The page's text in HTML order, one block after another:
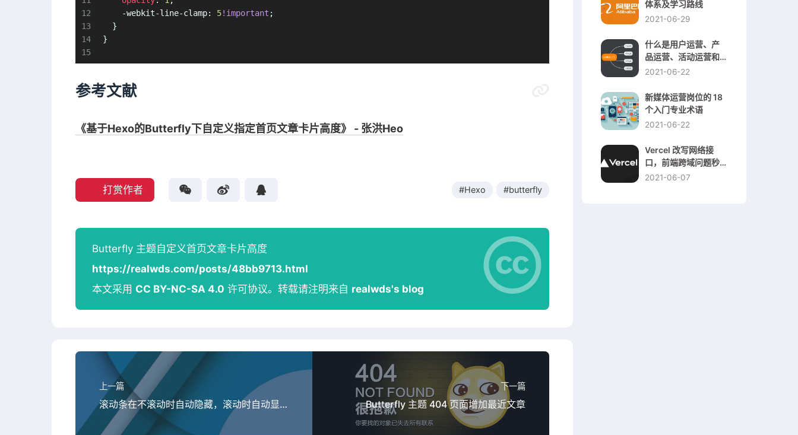
12
13
14
15
    -webkit-
line-clamp: 5!important ;
  }
}
参考文献
《基于Hexo的Butterfly下自定义指定首页文章卡片高度》 - 张洪Heo
打赏作者 #Hexo #butterfly
Butterfly 主题自定义首页文章卡片高度
https://realwds.com/posts/48bb9713.html
本文采用 CC BY-NC-SA 4.0 许可协议。转载请注明来自 realwds's blog
上一篇
滚动条在不滚动时自动隐藏，滚动时自动显示
下一篇
Butterfly 主题 404 页面增加最近文章
体系及学习路线
2021-06-29
什么是用户运营、产
品运营、活动运营和
内容运营
2021-06-22
新媒体运营岗位的 18
个入门专业术语
2021-06-22
Vercel 改写网络接
口，前端跨域问题秒
解
2021-06-07